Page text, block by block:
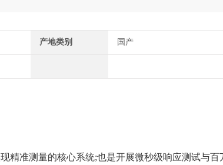
产地类别 国产
精准测量的核心系统;也是开展微秒级响应测试与百